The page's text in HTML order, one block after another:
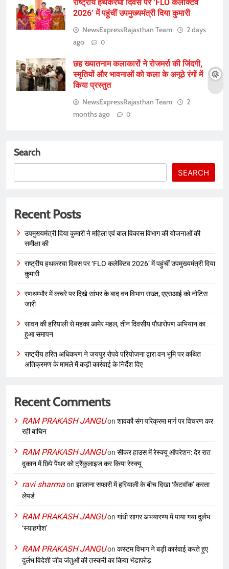
राष्ट्रीय हथकरघा दिवस पर ‘FLO कलेक्टिव
2026’ में पहुंचीं उपमुख्यमंत्री दिया कुमारी
NewsExpressRajasthan Team
2 days
ago
0
छह ख्यातनाम कलाकारों ने रोजमर्रा की जिंदगी,
स्मृतियों और भावनाओं को कला के अनूठे रंगों में
किया प्रस्तुत
NewsExpressRajasthan Team
2
months ago
0
Search
SEARCH
Recent Posts
उपमुख्यमंत्री दिया कुमारी ने महिला एवं बाल विकास विभाग की योजनाओं की
समीक्षा की
राष्ट्रीय हथकरघा दिवस पर ‘FLO कलेक्टिव 2026’ में पहुंचीं उपमुख्यमंत्री दिया
कुमारी
रणथम्भौर में कचरे पर दिखे सांभर के बाद वन विभाग सख्त, एएसआई को नोटिस
जारी
सावन की हरियाली से महका आमेर महल, तीन दिवसीय पौधारोपण अभियान का
हुआ समापन
राष्ट्रीय हरित अधिकरण ने जयपुर रोपवे परियोजना द्वारा वन भूमि पर कथित
अतिक्रमण के मामले में कड़ी कार्रवाई के निर्देश दिए
Recent Comments
RAM PRAKASH JANGUon शावकों संग परिक्रमा मार्ग पर विचरण कर
रही बाघिन
RAM PRAKASH JANGUon सीकर हाउस में रेस्क्यू ऑपरेशन: देर रात
दुकान में छिपे पैंथर को ट्रैंकुलाइज कर किया रेस्क्यू
ravi sharmaon झालाना सफारी में हरियाली के बीच दिखा ‘कैटवॉक’ करता
लेपर्ड
RAM PRAKASH JANGUon गांधी सागर अभयारण्य में पाया गया दुर्लभ
‘स्याहगोश’
RAM PRAKASH JANGUon कस्टम विभाग ने बड़ी कार्रवाई करते हुए
दुर्लभ विदेशी जीव जंतुओं की तस्करी का किया भंडाफोड़